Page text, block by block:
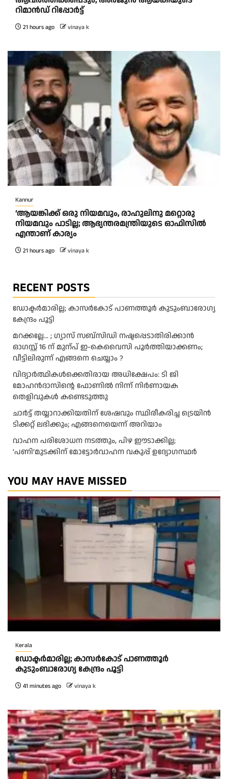
റിമാൻഡ് റിപ്പോർട്ട്
21 hours ago vinaya k
Kannur
‘ആയങ്കിക്ക് ഒരു നിയമവും, രാഹുലിനു മറ്റൊരു
നിയമവും പാടില്ല; ആഭ്യന്തരമന്ത്രിയുടെ ഓഫിസിൽ
എന്താണ് കാര്യം
21 hours ago vinaya k
RECENT POSTS
ഡോക്ടർമാരില്ല; കാസർകോട് പാണത്തൂർ കുടുംബാരോഗ്യ
കേന്ദ്രം പൂട്ടി
മറക്കല്ലേ… ; ഗ്യാസ് സബ്സിഡി നഷ്ടപ്പെടാതിരിക്കാൻ
ഓഗസ്റ്റ് 16 ന് മുന്പ് ഇ-കെവൈസി പൂർത്തിയാക്കണം;
വീട്ടിലിരുന്ന് എങ്ങനെ ചെയ്യാം ?
വിദ്യാര്‍ത്ഥികള്‍ക്കെതിരായ അധിക്ഷേപം: ടി ജി
മോഹന്‍ദാസിന്റെ ഫോണില്‍ നിന്ന് നിര്‍ണായക
തെളിവുകള്‍ കണ്ടെടുത്തു
ചാര്‍ട്ട് തയ്യാറാക്കിയതിന് ശേഷവും സ്ഥിരീകരിച്ച ട്രെയിന്‍
ടിക്കറ്റ് ലഭിക്കും; എങ്ങനെയെന്ന് അറിയാം
വാഹന പരിശോധന നടത്തും, പിഴ ഈടാക്കില്ല;
‘പണി’മുടക്കിന് മോട്ടോര്‍വാഹന വകുപ്പ് ഉദ്യോഗസ്ഥര്‍
YOU MAY HAVE MISSED
Kerala
ഡോക്ടർമാരില്ല; കാസർകോട് പാണത്തൂർ
കുടുംബാരോഗ്യ കേന്ദ്രം പൂട്ടി
41 minutes ago vinaya k